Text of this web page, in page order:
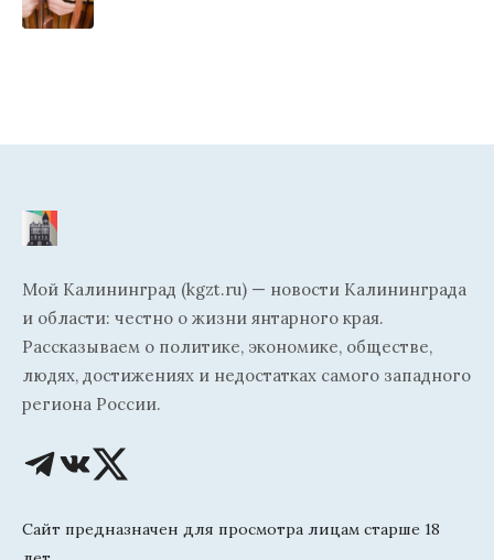
Мой Калининград (kgzt.ru) — новости Калининграда
и области: честно о жизни янтарного края.
Рассказываем о политике, экономике, обществе,
людях, достижениях и недостатках самого западного
региона России.
Сайт предназначен для просмотра лицам старше 18